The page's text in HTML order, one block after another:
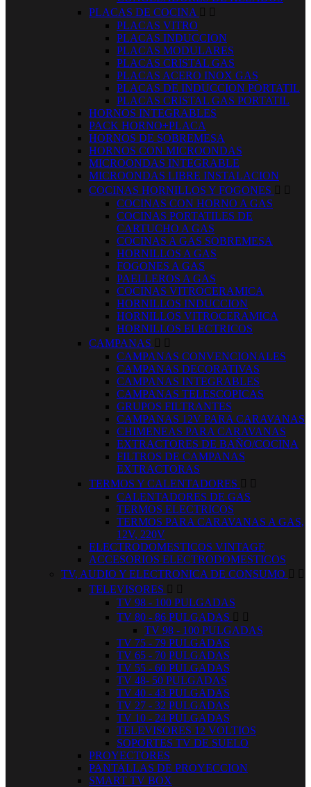
PLACAS DE COCINA  
PLACAS VITRO
PLACAS INDUCCION
PLACAS MODULARES
PLACAS CRISTAL GAS
PLACAS ACERO INOX GAS
PLACAS DE INDUCCION PORTATIL
PLACAS CRISTAL GAS PORTATIL
HORNOS INTEGRABLES
PACK HORNO+PLACA
HORNOS DE SOBREMESA
HORNOS CON MICROONDAS
MICROONDAS INTEGRABLE
MICROONDAS LIBRE INSTALACION
COCINAS HORNILLOS Y FOGONES  
COCINAS CON HORNO A GAS
COCINAS PORTATILES DE
CARTUCHO A GAS
COCINAS A GAS SOBREMESA
HORNILLOS A GAS
FOGONES A GAS
PAELLEROS A GAS
COCINAS VITROCERAMICA
HORNILLOS INDUCCION
HORNILLOS VITROCERAMICA
HORNILLOS ELECTRICOS
CAMPANAS  
CAMPANAS CONVENCIONALES
CAMPANAS DECORATIVAS
CAMPANAS INTEGRABLES
CAMPANAS TELESCOPICAS
GRUPOS FILTRANTES
CAMPANAS 12V PARA CARAVANAS
CHIMENEAS PARA CARAVANAS
EXTRACTORES DE BAÑO/COCINA
FILTROS DE CAMPANAS
EXTRACTORAS
TERMOS Y CALENTADORES  
CALENTADORES DE GAS
TERMOS ELECTRICOS
TERMOS PARA CARAVANAS A GAS,
12V, 220V
ELECTRODOMESTICOS VINTAGE
ACCESORIOS ELECTRODOMESTICOS
TV, AUDIO Y ELECTRONICA DE CONSUMO  
TELEVISORES  
TV 98 - 100 PULGADAS
TV 80 - 86 PULGADAS  
TV 98 - 100 PULGADAS
TV 75 - 79 PULGADAS
TV 65 - 70 PULGADAS
TV 55 - 60 PULGADAS
TV 48- 50 PULGADAS
TV 40 - 43 PULGADAS
TV 27 - 32 PULGADAS
TV 10 - 24 PULGADAS
TELEVISORES 12 VOLTIOS
SOPORTES TV DE SUELO
PROYECTORES
PANTALLAS DE PROYECCION
SMART TV BOX